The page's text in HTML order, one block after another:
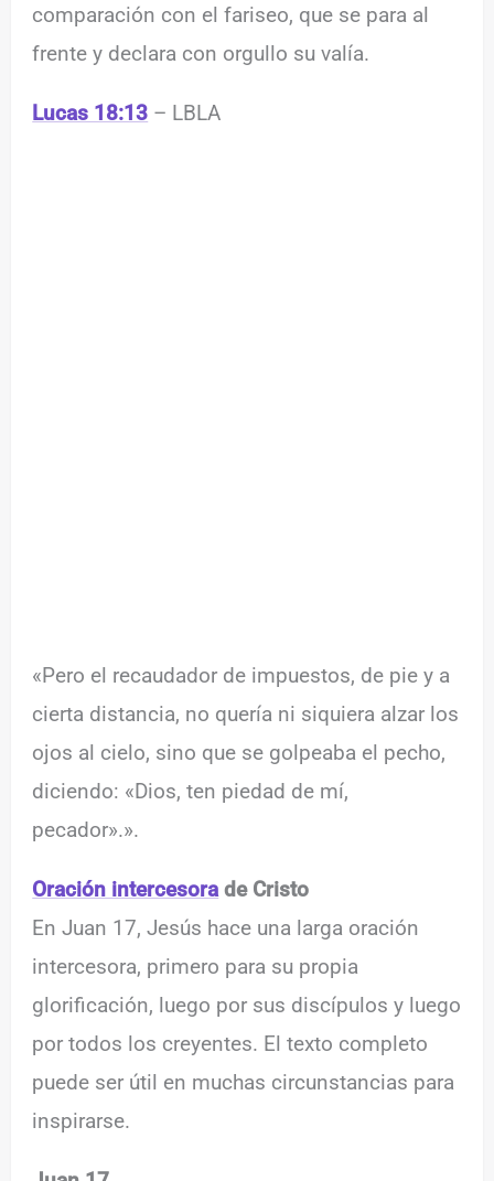
comparación con el fariseo, que se para al
frente y declara con orgullo su valía.
Lucas 18:13 – LBLA
«Pero el recaudador de impuestos, de pie y a
cierta distancia, no quería ni siquiera alzar los
ojos al cielo, sino que se golpeaba el pecho,
diciendo: «Dios, ten piedad de mí,
pecador».».
Oración intercesorade Cristo
En Juan 17, Jesús hace una larga oración
intercesora, primero para su propia
glorificación, luego por sus discípulos y luego
por todos los creyentes. El texto completo
puede ser útil en muchas circunstancias para
inspirarse.